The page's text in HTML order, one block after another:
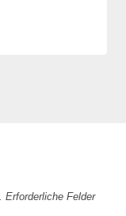
Erforderliche Felder